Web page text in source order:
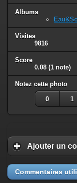
Albums
Visites
9816
Score
0.08 (1 note)
Notez cette photo
0 1
Ajouter un
Commentaires